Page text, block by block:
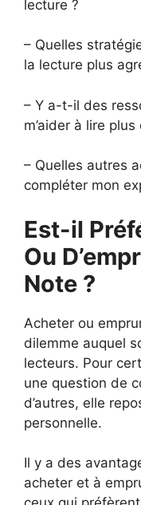
lecture ?
– Quelles
la lecture plus
– Y a-t-il des
m’aider à lire
– Quelles autres
compléter mon
Est-il
Ou
Note ?
Acheter ou
dilemme auquel
lecteurs. Pour
une question de
d’autres, elle
personnelle.
Il y a des
acheter et à